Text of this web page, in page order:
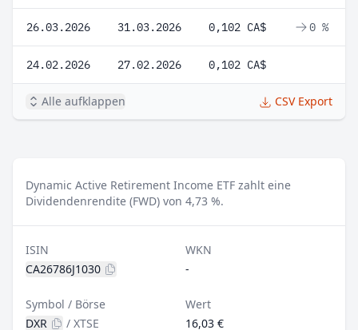
26.03.2026 31.03.2026 0,102 CA$ 0 %
24.02.2026 27.02.2026 0,102 CA$
Alle aufklappen CSV Export
Dynamic Active Retirement Income ETF zahlt eine
Dividendenrendite (FWD) von 4,73 %.
ISIN
CA26786J1030
WKN
-
Symbol / Börse
DXR
/ XTSE
Wert
16,03 €